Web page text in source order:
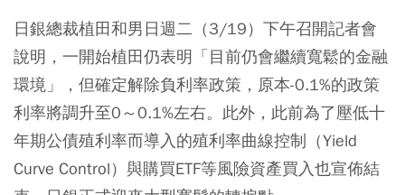
日銀總裁植田和男日週二（3/19）下午召開記者會
說明，一開始植田仍表明「目前仍會繼續寬鬆的金融
環境」，但確定解除負利率政策，原本-0.1%的政策
利率將調升至0～0.1%左右。此外，此前為了壓低十
年期公債殖利率而導入的殖利率曲線控制（Yield
Curve Control）與購買ETF等風險資產買入也宣佈結